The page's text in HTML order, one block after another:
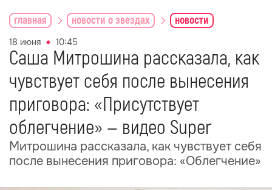
главная новости о звездах новости
18 июня 10:45
Саша Митрошина рассказала, как
чувствует себя после вынесения
приговора: «Присутствует
облегчение» — видео Super
Митрошина рассказала, как чувствует себя
после вынесения приговора: «Облегчение»